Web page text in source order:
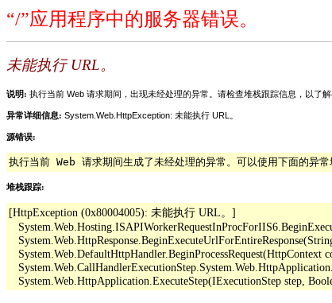
“/”应用程序中的服务器错误。
未能执行 URL。
说明: 执行当前 Web 请求期间，出现未经处理的异常。请检查堆栈跟踪信息，以了
异常详细信息: System.Web.HttpException: 未能执行 URL。
源错误:
执行当前 Web 请求期间生成了未经处理的异常。可以使用下面的异常
堆栈跟踪:
[HttpException (0x80004005): 未能执行 URL。]
System.Web.DefaultHttpHandler.BeginProcessRequest(HttpContext